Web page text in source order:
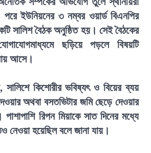
ইউনিয়নের ৩ নম্বর ওয়ার্ড বিএনপির
সালিশ বৈঠক অনুষ্ঠিত হয়। সেই বৈঠকের
ছড়িয়ে পড়লে বিষয়টি
আসে।
সালিশে কিশোরীর ভবিষ্যৎ ও বিয়ের ব্যয়
অথবা বসতভিটার জমি ছেড়ে দেওয়ার
রিপন মিয়াকে সাত দিনের মধ্যে
নেওয়া হয়েছিল বলে জানা যায়।